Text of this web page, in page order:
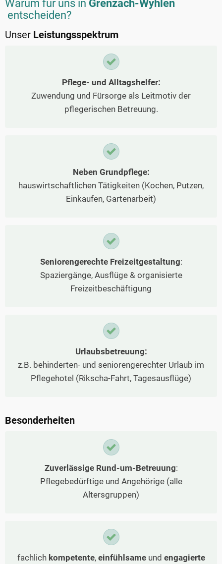
Warum für uns in Grenzach-Wyhlen
entscheiden?
Unser Leistungsspektrum
Pflege- und Alltagshelfer:
Zuwendung und Fürsorge als Leitmotiv der
pflegerischen Betreuung.
Neben Grundpflege:
hauswirtschaftlichen Tätigkeiten (Kochen, Putzen,
Einkaufen, Gartenarbeit)
Seniorengerechte Freizeitgestaltung:
Spaziergänge, Ausflüge & organisierte
Freizeitbeschäftigung
Urlaubsbetreuung:
z.B. behinderten- und seniorengerechter Urlaub im
Pflegehotel (Rikscha-Fahrt, Tagesausflüge)
Besonderheiten
Zuverlässige Rund-um-Betreuung:
Pflegebedürftige und Angehörige (alle
Altersgruppen)
fachlich kompetente, einfühlsameund engagierte